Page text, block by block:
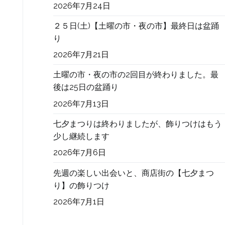
2026年7月24日
２５日(土)【土曜の市・夜の市】最終日は盆踊
り
2026年7月21日
土曜の市・夜の市の2回目が終わりました。最
後は25日の盆踊り
2026年7月13日
七夕まつりは終わりましたが、飾りつけはもう
少し継続します
2026年7月6日
先週の楽しい出会いと、商店街の【七夕まつ
り】の飾りつけ
2026年7月1日